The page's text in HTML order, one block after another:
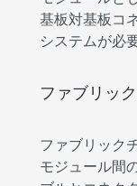
基板対基板コ
システムが必
ファブリッ
ファブリック
モジュール間